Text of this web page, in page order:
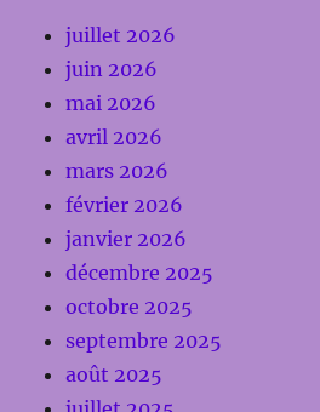
juillet 2026
juin 2026
mai 2026
avril 2026
mars 2026
février 2026
janvier 2026
décembre 2025
octobre 2025
septembre 2025
août 2025